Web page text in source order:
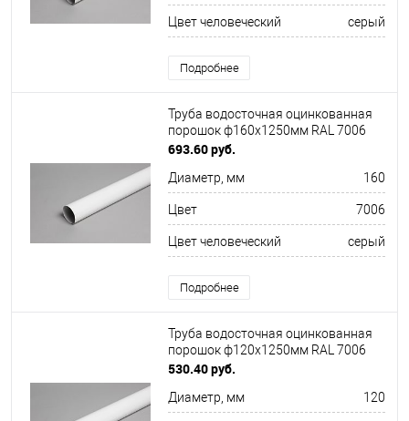
Цвет человеческий серый
Подробнее
Труба водосточная оцинкованная
порошок ф160х1250мм RAL 7006
693.60 руб.
Диаметр, мм 160
Цвет 7006
Цвет человеческий серый
Подробнее
Труба водосточная оцинкованная
порошок ф120х1250мм RAL 7006
530.40 руб.
Диаметр, мм 120